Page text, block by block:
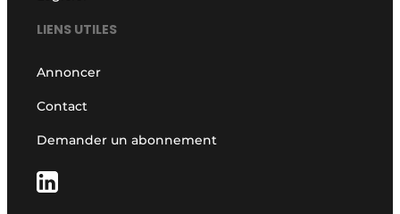
LIENS UTILES
Annoncer
Contact
Demander un abonnement